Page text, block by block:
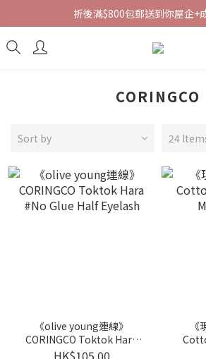
折後滿$800包郵送到你屋企+
CORINGCO
Sort by 24
《olive young連線》
CORINGCO Toktok Hara
#No Glue Half Eyelash
HK$105.00
《